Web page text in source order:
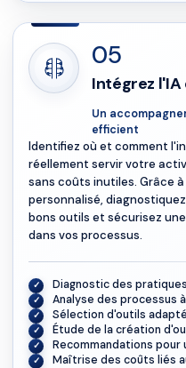
05
Intégrez
Un
efficient
Identifiez où et comment
réellement servir votre
sans coûts inutiles. Grâce
personnalisé,
bons outils et sécurisez
dans vos processus.
Diagnostic des
Analyse des processus
Sélection d'outils
Étude de la création
Recommandations
Maîtrise des coûts liés